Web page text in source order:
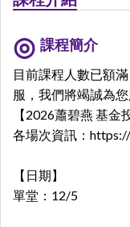
課程簡介
目前課程人數已額
服，我們將竭誠為
【2026蕭碧燕 基金
各場次資訊：
【日期】
單堂：12/5